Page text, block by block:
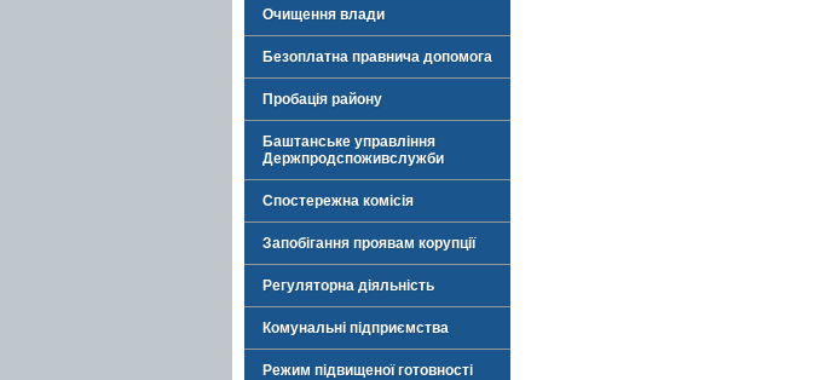
Очищення влади
Безоплатна правнича допомога
Пробація району
Баштанське управління
Держпродспоживслужби
Спостережна комісія
Запобігання проявам корупції
Регуляторна діяльність
Комунальні підприємства
Режим підвищеної готовності